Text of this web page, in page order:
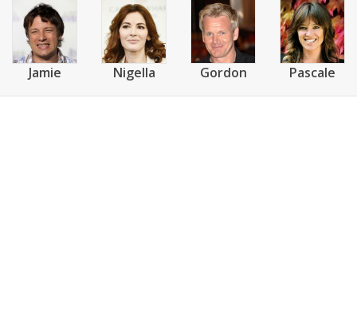
Jamie Nigella Gordon Pascale